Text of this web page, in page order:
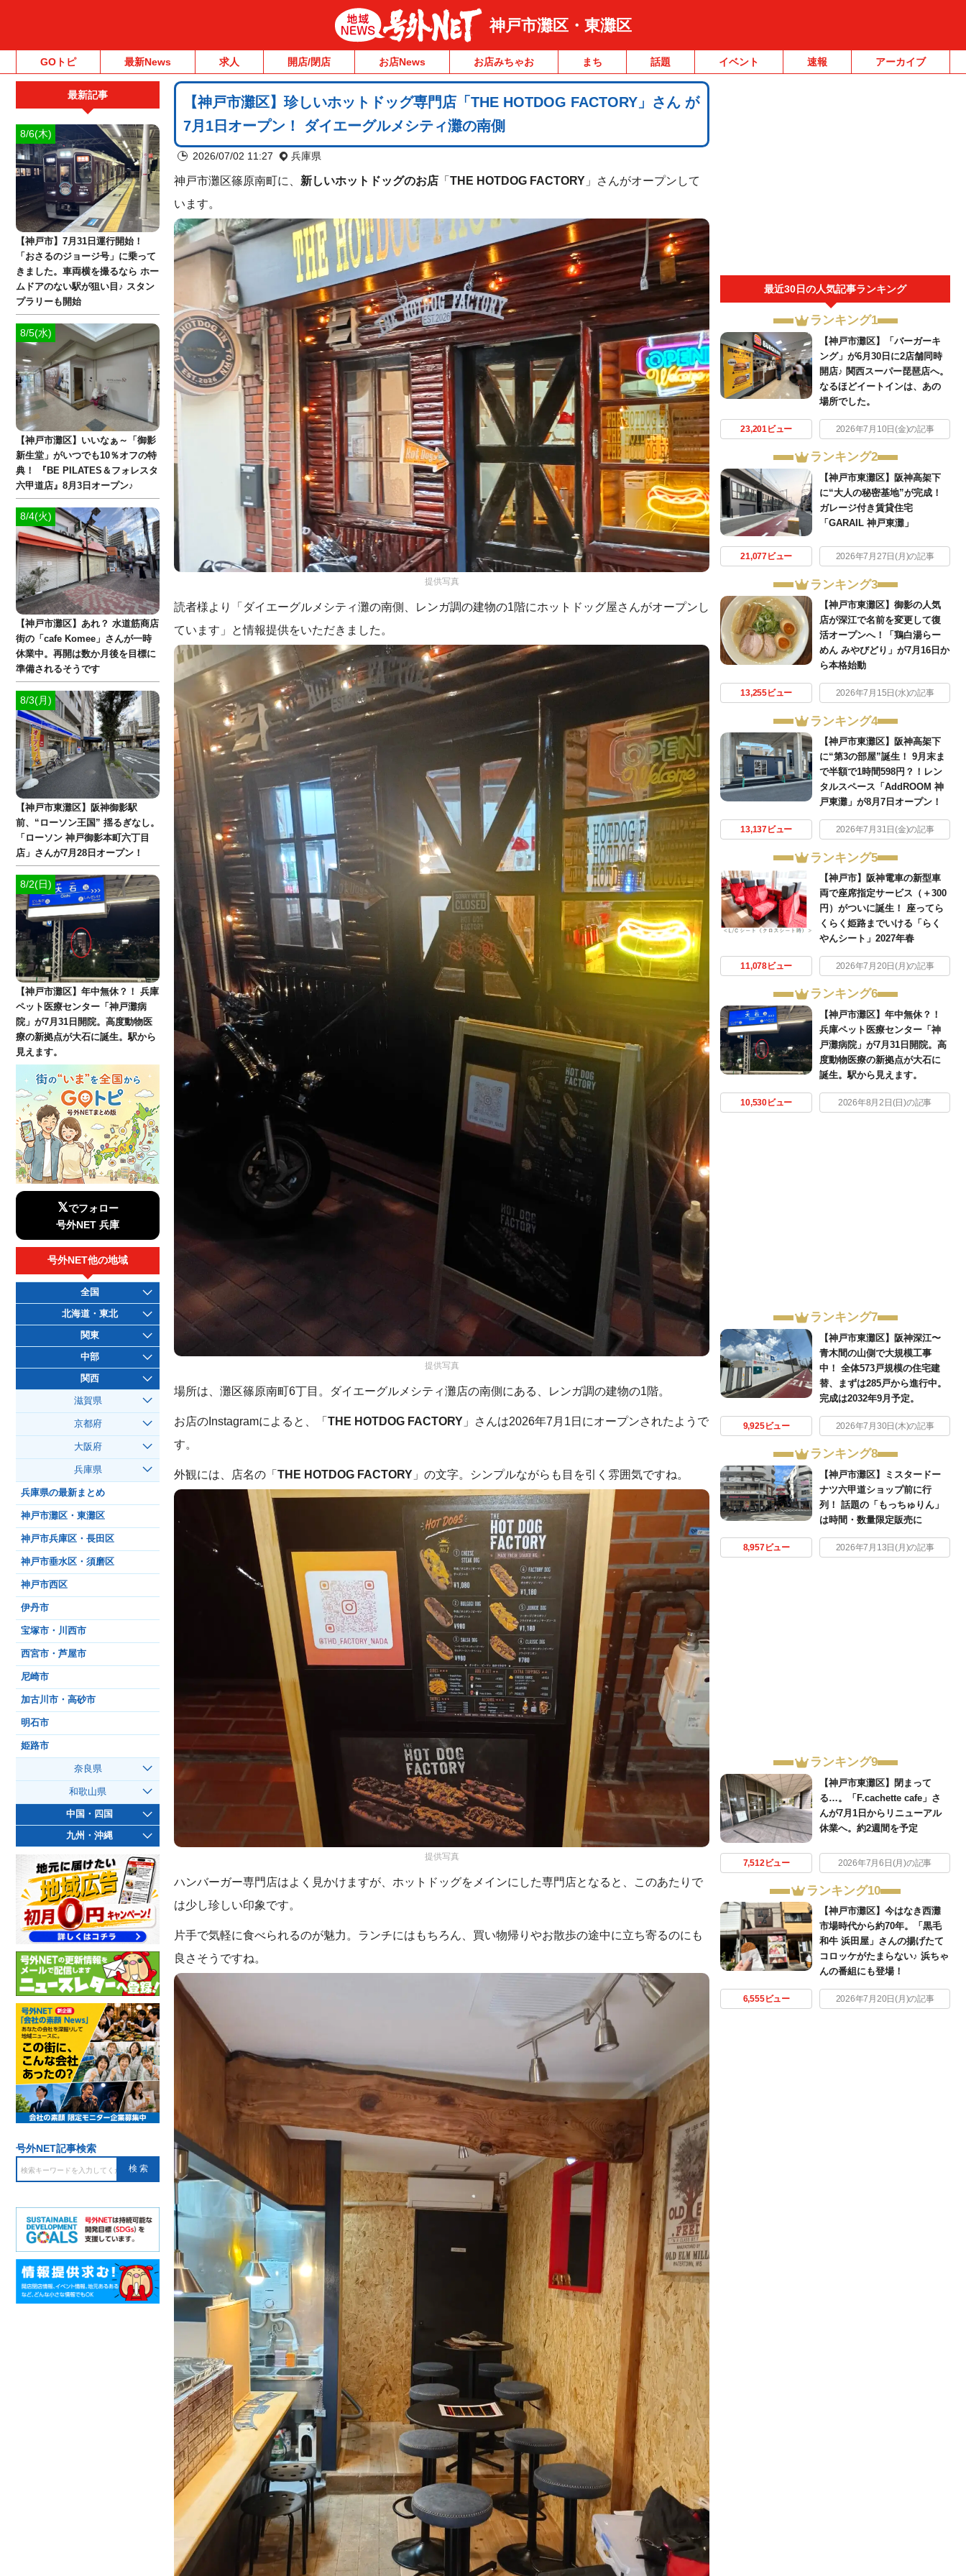
神戸市灘区・東灘区
GOトピ 最新News 求人 開店/閉店 お店News お店みちゃお まち 話題 イベント 速報 アーカイブ
【神戸市灘区】珍しいホットドッグ専門店「THE HOTDOG FACTORY」さん が
7月1日オープン！ ダイエーグルメシティ灘の南側
2026/07/02 11:27 兵庫県
神戸市灘区篠原南町に、 新しいホットドッグのお店 「THE HOTDOG FACTORY 」さんがオープンして
います。
提供写真
読者様より「ダイエーグルメシティ灘の南側、レンガ調の建物の1階にホットドッグ屋さんがオープンし
ています」と情報提供をいただきました。
提供写真
場所は、灘区篠原南町6丁目。ダイエーグルメシティ灘店の南側にある、レンガ調の建物の1階。
お店のInstagramによると、「THE HOTDOG FACTORY 」さんは2026年7月1日にオープンされたようで
す。
外観には、店名の「THE HOTDOG FACTORY 」の文字。シンプルながらも目を引く雰囲気ですね。
提供写真
ハンバーガー専門店はよく見かけますが、ホットドッグをメインにした専門店となると、このあたりで
は少し珍しい印象です。
片手で気軽に食べられるのが魅力。ランチにはもちろん、買い物帰りやお散歩の途中に立ち寄るのにも
良さそうですね。
最近30日の人気記事ランキング
ランキング1
【神戸市灘区】「バーガーキ
ング」が6月30日に2店舗同時
開店♪ 関西スーパー琵琶店へ。
なるほどイートインは、あの
場所でした。
23,201ビュー 2026年7月10日(金)の記事
ランキング2
【神戸市東灘区】阪神高架下
に“大人の秘密基地”が完成！
ガレージ付き賃貸住宅
「GARAIL 神戸東灘」
21,077ビュー 2026年7月27日(月)の記事
ランキング3
【神戸市東灘区】御影の人気
店が深江で名前を変更して復
活オープンへ！「鶏白湯らー
めん みやびどり」が7月16日か
ら本格始動
13,255ビュー 2026年7月15日(水)の記事
ランキング4
【神戸市東灘区】阪神高架下
に“第3の部屋”誕生！ 9月末ま
で半額で1時間598円？！レン
タルスペース「AddROOM 神
戸東灘」が8月7日オープン！
13,137ビュー 2026年7月31日(金)の記事
ランキング5
【神戸市】阪神電車の新型車
両で座席指定サービス（＋300
円）がついに誕生！ 座ってら
くらく姫路までいける「らく
やんシート」2027年春
11,078ビュー 2026年7月20日(月)の記事
ランキング6
【神戸市灘区】年中無休？！
兵庫ペット医療センター「神
戸灘病院」が7月31日開院。高
度動物医療の新拠点が大石に
誕生。駅から見えます。
10,530ビュー 2026年8月2日(日)の記事
ランキング7
【神戸市東灘区】阪神深江〜
青木間の山側で大規模工事
中！ 全体573戸規模の住宅建
替、まずは285戸から進行中。
完成は2032年9月予定。
9,925ビュー 2026年7月30日(木)の記事
ランキング8
【神戸市灘区】ミスタードー
ナツ六甲道ショップ前に行
列！ 話題の「もっちゅりん」
は時間・数量限定販売に
8,957ビュー 2026年7月13日(月)の記事
ランキング9
【神戸市東灘区】閉まって
る…。「F.cachette cafe」さ
んが7月1日からリニューアル
休業へ。約2週間を予定
7,512ビュー 2026年7月6日(月)の記事
ランキング10
【神戸市灘区】今はなき西灘
市場時代から約70年。「黒毛
和牛 浜田屋」さんの揚げたて
コロッケがたまらない♪ 浜ちゃ
んの番組にも登場！
6,555ビュー 2026年7月20日(月)の記事
最新記事
8/6(木)
【神戸市】7月31日運行開始！
「おさるのジョージ号」に乗って
きました。車両横を撮るなら ホー
ムドアのない駅が狙い目♪ スタン
プラリーも開始
8/5(水)
【神戸市灘区】いいなぁ～「御影
新生堂」がいつでも10％オフの特
典！ 『BE PILATES＆フォレスタ
六甲道店』8月3日オープン♪
8/4(火)
【神戸市灘区】あれ？ 水道筋商店
街の「cafe Komee」さんが一時
休業中。再開は数か月後を目標に
準備されるそうです
8/3(月)
【神戸市東灘区】阪神御影駅
前、“ローソン王国” 揺るぎなし。
「ローソン 神戸御影本町六丁目
店」さんが7月28日オープン！
8/2(日)
【神戸市灘区】年中無休？！ 兵庫
ペット医療センター「神戸灘病
院」が7月31日開院。高度動物医
療の新拠点が大石に誕生。駅から
見えます。
𝕏でフォロー
号外NET 兵庫
号外NET他の地域
全国
北海道・東北
関東
中部
関西
滋賀県
京都府
大阪府
兵庫県
兵庫県の最新まとめ
神戸市灘区・東灘区
神戸市兵庫区・長田区
神戸市垂水区・須磨区
神戸市西区
伊丹市
宝塚市・川西市
西宮市・芦屋市
尼崎市
加古川市・高砂市
明石市
姫路市
奈良県
和歌山県
中国・四国
九州・沖縄
号外NET記事検索